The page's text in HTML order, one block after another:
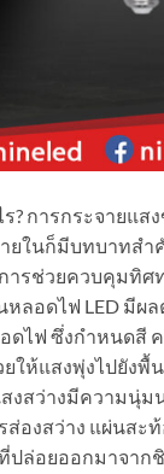
การกระจายแส
ายในก็มีบทบาท
ช่วยควบคุมทิศ
อดไฟ LED มีผ
ดไฟ ซึ่งกำหนด
ห้แสงพุ่งไปยังพื้
งสว่างมีความนุ่ม
องสว่าง แผ่นส
ปล่อยออกมาจา